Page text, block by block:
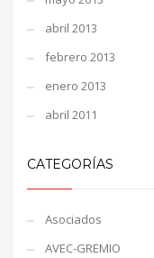
abril 2013
febrero 2013
enero 2013
abril 2011
CATEGORÍAS
Asociados
AVEC-GREMIO